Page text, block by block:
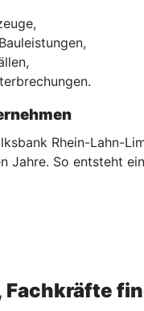
Rhein-Lahn-
Jahre. So entsteht
Fachkräfte